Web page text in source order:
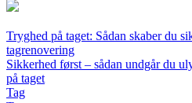
Tryghed på taget: Sådan skaber du
tagrenovering
Sikkerhed først – sådan undgår du
på taget
Tag